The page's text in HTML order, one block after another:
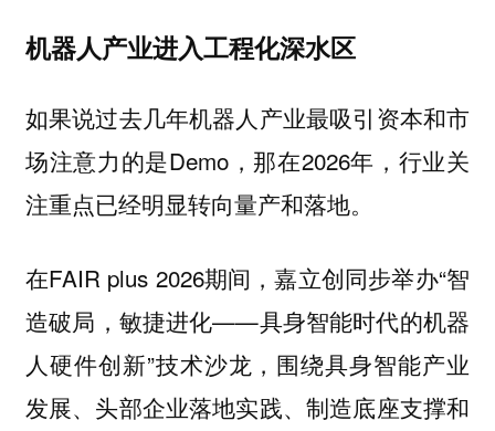
机器人产业进入工程化深水区
如果说过去几年机器人产业最吸引资本和市
场注意力的是Demo，那在2026年，行业关
注重点已经明显转向量产和落地。
在FAIR plus 2026期间，嘉立创同步举办“智
造破局，敏捷进化——具身智能时代的机器
人硬件创新”技术沙龙，围绕具身智能产业
发展、头部企业落地实践、制造底座支撑和